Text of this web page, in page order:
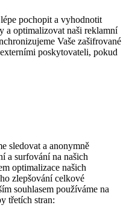
pochopit a vyhodnotit
a optimalizovat naši reklamní
Vaše zašifrované
poskytovateli, pokud
sledovat a anonymně
a surfování na našich
optimalizace našich
zlepšování celkové
souhlasem používáme na
třetích stran: